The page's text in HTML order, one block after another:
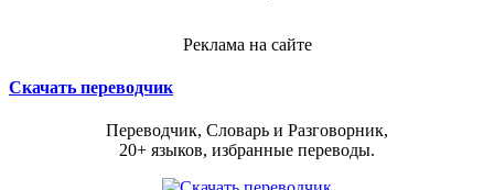
Реклама на сайте
Скачать переводчик
Переводчик, Словарь и Разговорник,
20+ языков, избранные переводы.